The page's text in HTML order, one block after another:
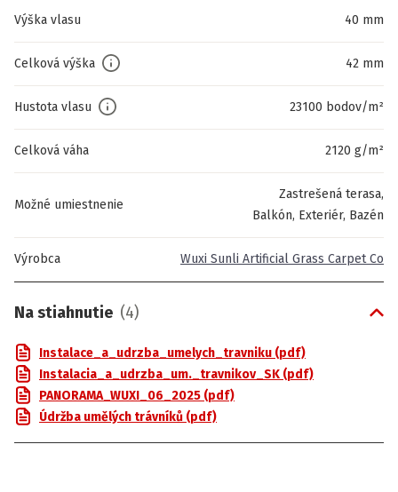
Výška vlasu 40 mm
Celková výška 42 mm
Hustota vlasu 23100 bodov/m²
Celková váha 2120 g/m²
Možné umiestnenie
Zastrešená terasa,
Balkón, Exteriér, Bazén
Výrobca Wuxi Sunli Artificial Grass Carpet Co
Na stiahnutie (4)
Instalace_a_udrzba_umelych_travniku (pdf)
Instalacia_a_udrzba_um._travnikov_SK (pdf)
PANORAMA_WUXI_06_2025 (pdf)
Údržba umělých trávníků (pdf)